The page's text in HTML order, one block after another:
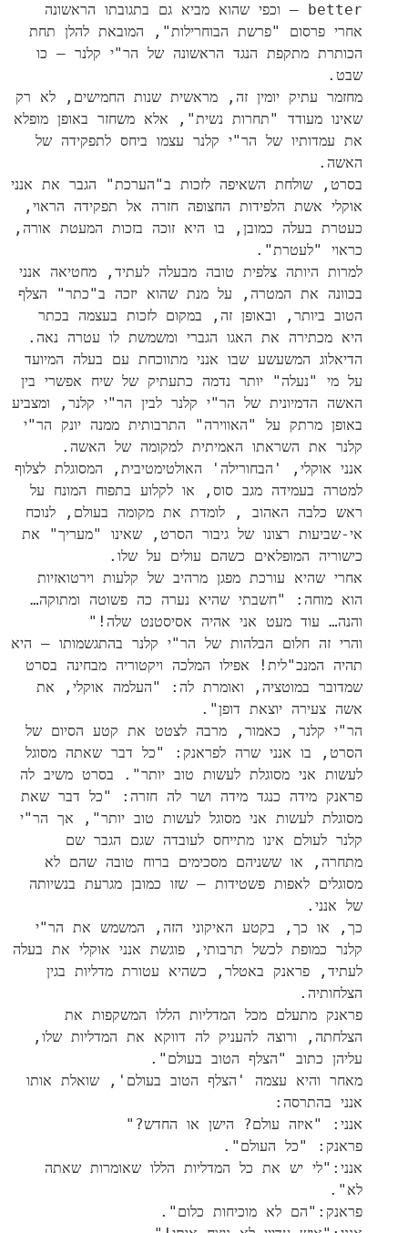
better – וכפי שהוא מביא גם בתגובתו הראשונה
אחרי פרסום "פרשת הבוחרילות", המובאת להלן תחת
הכותרת מתקפת הנגד הראשונה של הר"י קלנר – כו
שבט.
מחזמר עתיק יומין זה, מראשית שנות החמישים, לא רק
שאינו מעודד "תחרות נשית", אלא משחזר באופן מופלא
את עמדותיו של הר"י קלנר עצמו ביחס לתפקידה של
האשה.
בסרט, שולחת השאיפה לזכות ב"הערכת" הגבר את אנני
אוקלי אשת הלפידות החצופה חזרה אל תפקידה הראוי,
כעטרת בעלה כמובן, בו היא זוכה בזכות המעטת אורה,
כראוי "לעטרת".
למרות היותה צלפית טובה מבעלה לעתיד, מחטיאה אנני
בכוונה את המטרה, על מנת שהוא יזכה ב"כתר" הצלף
הטוב ביותר, ובאופן זה, במקום לזכות בעצמה בכתר
היא מכתירה את האגו הגברי ומשמשת לו עטרה נאה.
הדיאלוג המשעשע שבו אנני מתווכחת עם בעלה המיועד
על מי "נעלה" יותר נדמה כתעתיק של שיח אפשרי בין
האשה הדמיונית של הר"י קלנר לבין הר"י קלנר, ומצביע
באופן מרתק על "האווירה" התרבותית ממנה יונק הר"י
קלנר את השראתו האמיתית למקומה של האשה.
אנני אוקלי, 'הבחורילה' האולטימטיבית, המסוגלת לצלוף
למטרה בעמידה מגב סוס, או לקלוע בתפוח המונח על
ראש כלבה האהוב , לומדת את מקומה בעולם, לנוכח
אי-שביעות רצונו של גיבור הסרט, שאינו "מעריך" את
כישוריה המופלאים כשהם עולים על שלו.
אחרי שהיא עורכת מפגן מרהיב של קלעות וירטואזיות
הוא מוחה: "חשבתי שהיא נערה כה פשוטה ומתוקה…
והנה… עוד מעט אני אהיה אסיסטנט שלה!"
והרי זה חלום הבלהות של הר"י קלנר בהתגשמותו – היא
תהיה המנכ"לית! אפילו המלכה ויקטוריה מבחינה בסרט
שמדובר במוטציה, ואומרת לה: "העלמה אוקלי, את
אשה צעירה יוצאת דופן".
הר"י קלנר, כאמור, מרבה לצטט את קטע הסיום של
הסרט, בו אנני שרה לפראנק: "כל דבר שאתה מסוגל
לעשות אני מסוגלת לעשות טוב יותר". בסרט משיב לה
פראנק מידה כנגד מידה ושר לה חזרה: "כל דבר שאת
מסוגלת לעשות אני מסוגל לעשות טוב יותר", אך הר"י
קלנר לעולם אינו מתייחס לעובדה שגם הגבר שם
מתחרה, או ששניהם מסכימים ברוח טובה שהם לא
מסוגלים לאפות פשטידות – שזו כמובן מגרעת בנשיותה
של אנני.
כך, או כך, בקטע האיקוני הזה, המשמש את הר"י
קלנר כמופת לכשל תרבותי, פוגשת אנני אוקלי את בעלה
לעתיד, פראנק באטלר, כשהיא עטורת מדליות בגין
הצלחותיה.
פראנק מתעלם מכל המדליות הללו המשקפות את
הצלחתה, ורוצה להעניק לה דווקא את המדליות שלו,
עליהן כתוב "הצלף הטוב בעולם".
מאחר והיא עצמה 'הצלף הטוב בעולם', שואלת אותו
אנני בהתרסה:
אנני: "איזה עולם? הישן או החדש?"
פראנק: "כל העולם".
אנני:"לי יש את כל המדליות הללו שאומרות שאתה
לא".
פראנק:"הם לא מוכיחות כלום".